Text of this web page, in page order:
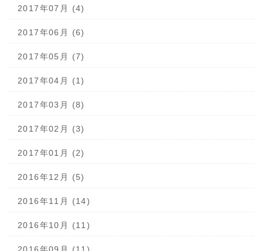
2017年07月 (4)
2017年06月 (6)
2017年05月 (7)
2017年04月 (1)
2017年03月 (8)
2017年02月 (3)
2017年01月 (2)
2016年12月 (5)
2016年11月 (14)
2016年10月 (11)